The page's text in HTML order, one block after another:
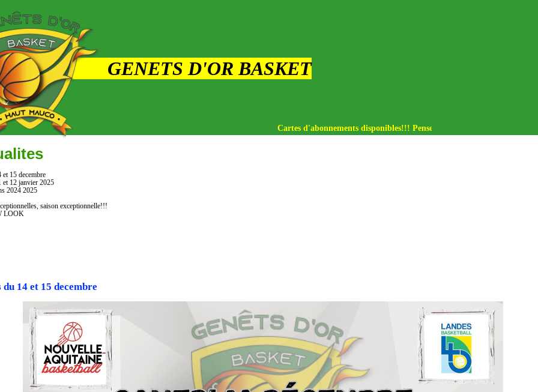
GENETS D'OR BASKET
Cartes d'abonnements disponibles!!! Pensez aux licences!!!
et 15 decembre
et 12 janvier 2025
2024 2025
saison exceptionnelle!!!
LOOK
du 14 et 15 decembre